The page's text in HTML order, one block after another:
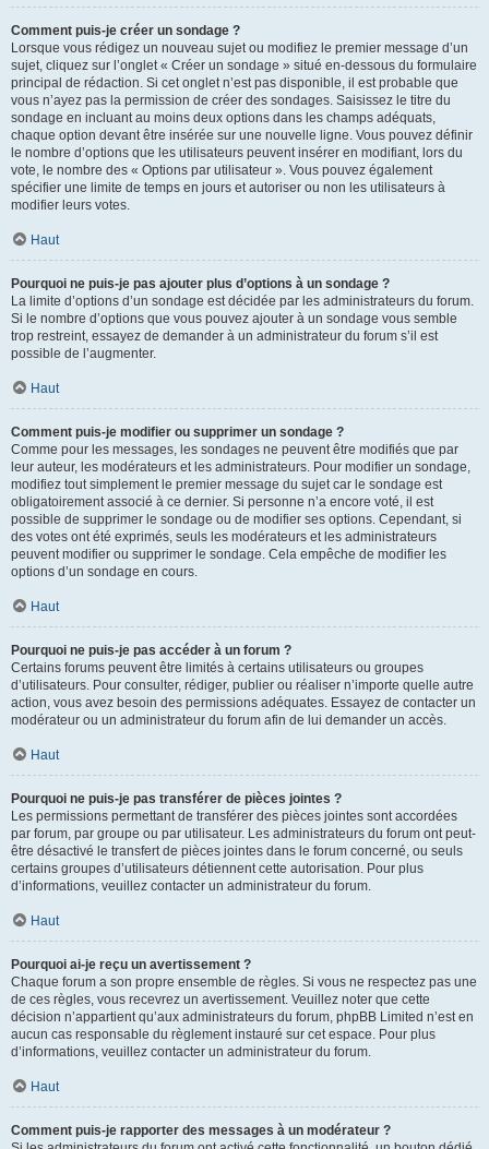
Comment puis-je créer un sondage ?
Lorsque vous rédigez un nouveau sujet ou modifiez le premier message d’un
sujet, cliquez sur l’onglet « Créer un sondage » situé en-dessous du formulaire
principal de rédaction. Si cet onglet n’est pas disponible, il est probable que
vous n’ayez pas la permission de créer des sondages. Saisissez le titre du
sondage en incluant au moins deux options dans les champs adéquats,
chaque option devant être insérée sur une nouvelle ligne. Vous pouvez définir
le nombre d’options que les utilisateurs peuvent insérer en modifiant, lors du
vote, le nombre des « Options par utilisateur ». Vous pouvez également
spécifier une limite de temps en jours et autoriser ou non les utilisateurs à
modifier leurs votes.
Haut
Pourquoi ne puis-je pas ajouter plus d’options à un sondage ?
La limite d’options d’un sondage est décidée par les administrateurs du forum.
Si le nombre d’options que vous pouvez ajouter à un sondage vous semble
trop restreint, essayez de demander à un administrateur du forum s’il est
possible de l’augmenter.
Haut
Comment puis-je modifier ou supprimer un sondage ?
Comme pour les messages, les sondages ne peuvent être modifiés que par
leur auteur, les modérateurs et les administrateurs. Pour modifier un sondage,
modifiez tout simplement le premier message du sujet car le sondage est
obligatoirement associé à ce dernier. Si personne n’a encore voté, il est
possible de supprimer le sondage ou de modifier ses options. Cependant, si
des votes ont été exprimés, seuls les modérateurs et les administrateurs
peuvent modifier ou supprimer le sondage. Cela empêche de modifier les
options d’un sondage en cours.
Haut
Pourquoi ne puis-je pas accéder à un forum ?
Certains forums peuvent être limités à certains utilisateurs ou groupes
d’utilisateurs. Pour consulter, rédiger, publier ou réaliser n’importe quelle autre
action, vous avez besoin des permissions adéquates. Essayez de contacter un
modérateur ou un administrateur du forum afin de lui demander un accès.
Haut
Pourquoi ne puis-je pas transférer de pièces jointes ?
Les permissions permettant de transférer des pièces jointes sont accordées
par forum, par groupe ou par utilisateur. Les administrateurs du forum ont peut-
être désactivé le transfert de pièces jointes dans le forum concerné, ou seuls
certains groupes d’utilisateurs détiennent cette autorisation. Pour plus
d’informations, veuillez contacter un administrateur du forum.
Haut
Pourquoi ai-je reçu un avertissement ?
Chaque forum a son propre ensemble de règles. Si vous ne respectez pas une
de ces règles, vous recevrez un avertissement. Veuillez noter que cette
décision n’appartient qu’aux administrateurs du forum, phpBB Limited n’est en
aucun cas responsable du règlement instauré sur cet espace. Pour plus
d’informations, veuillez contacter un administrateur du forum.
Haut
Comment puis-je rapporter des messages à un modérateur ?